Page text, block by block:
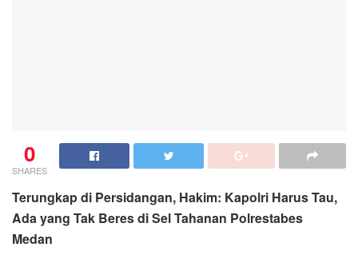
0
SHARES
Terungkap di Persidangan, Hakim: Kapolri Harus Tau,
Ada yang Tak Beres di Sel Tahanan Polrestabes
Medan